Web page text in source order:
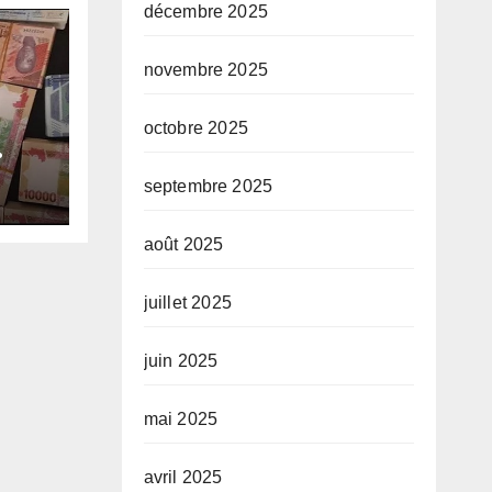
décembre 2025
novembre 2025
octobre 2025
septembre 2025
août 2025
juillet 2025
juin 2025
mai 2025
avril 2025